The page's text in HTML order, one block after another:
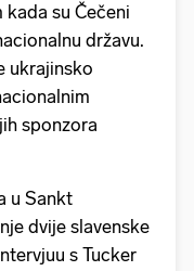
su Čečeni
državu.
ukrajinsko
sponzora
u Sankt
dvije slavenske
s Tucker